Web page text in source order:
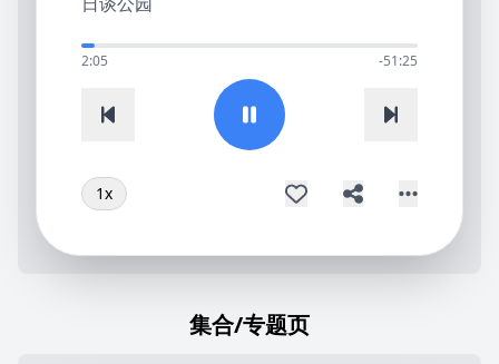
2:05 -51:25
1x
集合/专题页